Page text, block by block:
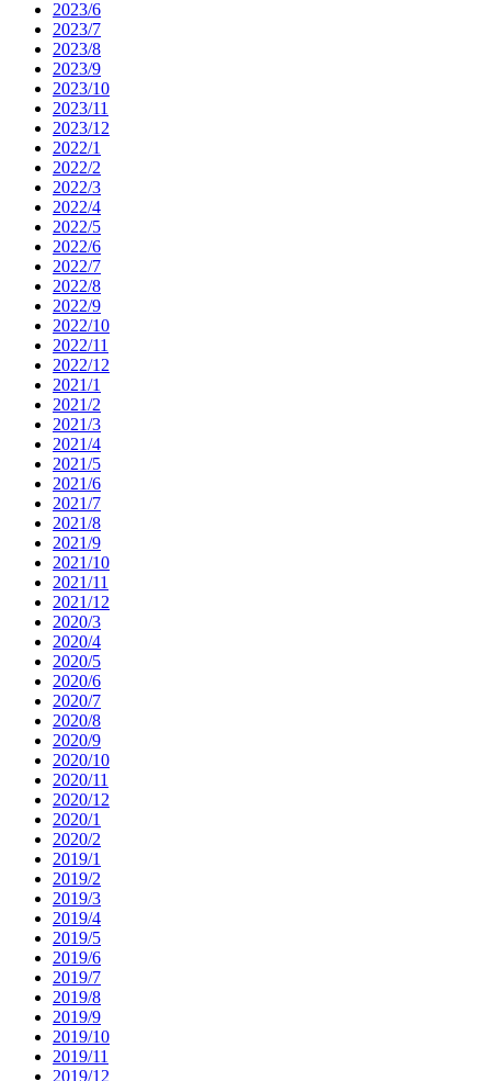
2023/6
2023/7
2023/8
2023/9
2023/10
2023/11
2023/12
2022/1
2022/2
2022/3
2022/4
2022/5
2022/6
2022/7
2022/8
2022/9
2022/10
2022/11
2022/12
2021/1
2021/2
2021/3
2021/4
2021/5
2021/6
2021/7
2021/8
2021/9
2021/10
2021/11
2021/12
2020/3
2020/4
2020/5
2020/6
2020/7
2020/8
2020/9
2020/10
2020/11
2020/12
2020/1
2020/2
2019/1
2019/2
2019/3
2019/4
2019/5
2019/6
2019/7
2019/8
2019/9
2019/10
2019/11
2019/12